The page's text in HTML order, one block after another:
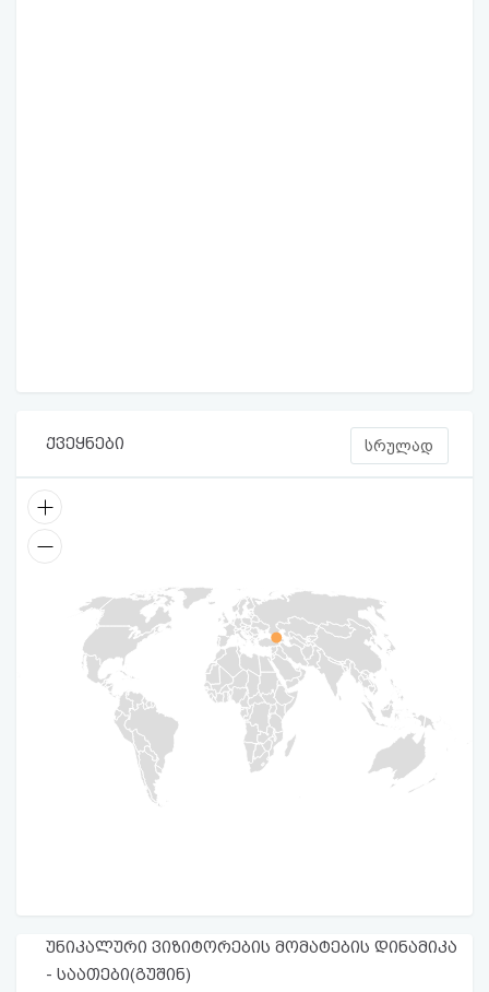
ქვეყნები სრულად
უნიკალური ვიზიტორების მომატების დინამიკა
- საათები(გუშინ)